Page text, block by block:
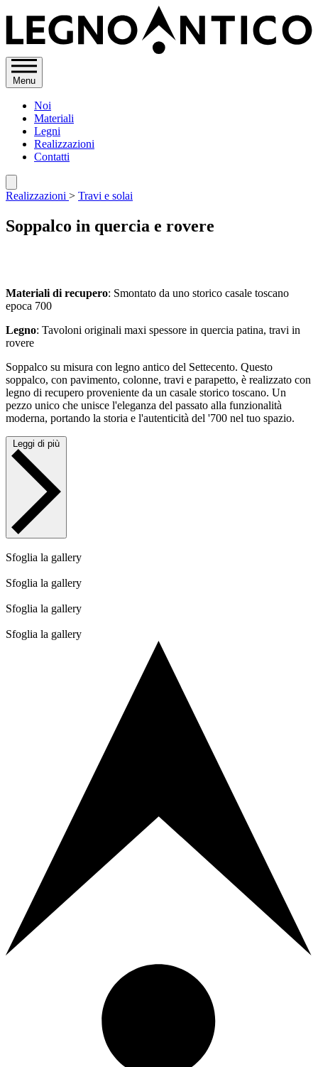
Menu
Noi
Materiali
Legni
Realizzazioni
Contatti
Realizzazioni > Travi e solai
Soppalco in quercia e rovere
Materiali di recupero: Smontato da uno storico casale toscano
epoca 700
Legno: Tavoloni originali maxi spessore in quercia patina, travi in
rovere
Soppalco su misura con legno antico del Settecento. Questo
soppalco, con pavimento, colonne, travi e parapetto, è realizzato con
legno di recupero proveniente da un casale storico toscano. Un
pezzo unico che unisce l'eleganza del passato alla funzionalità
moderna, portando la storia e l'autenticità del '700 nel tuo spazio.
Leggi di più
Sfoglia la gallery
Sfoglia la gallery
Sfoglia la gallery
Sfoglia la gallery